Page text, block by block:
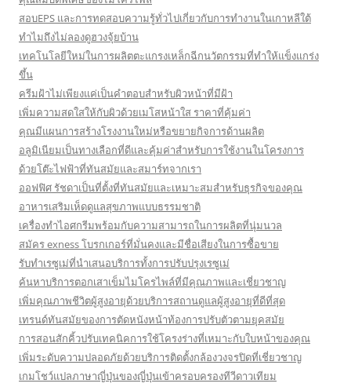
สอบEPS และการทดสอบความรู้ทั่วไปเกี่ยวกับการทำงานในเกาหลีใต้
ทำไมถึงไม่ลองดูฮวงจุ้ยบ้าน
เทคโนโลยีใหม่ในการผลิตตะแกรงเหล็กฉีกนวัตกรรมที่ทำให้แข็งแกร่ง
ขึ้น
ครีมฝ้าไม่เพียงแค่เป็นคำตอบสำหรับผิวหน้าที่มีฝ้า
เพิ่มความสดใสให้กับผิวด้วยเมโสหน้าใส ราคาที่คุ้มค่า
คุณมีแผนการสร้างโรงงานใหม่หรือขยายกิจการด้านผลิต
อลูมิเนียมเป็นทางเลือกที่ดีและคุ้มค่าสำหรับการใช้งานในโครงการ
ด้วยโต๊ะไฟฟ้าที่ทันสมัยและสมาร์ทจากเรา
ออฟฟิศ รัชดาเป็นที่ตั้งที่ทันสมัยและเหมาะสมสำหรับธุรกิจของคุณ
อาหารเสริมเห็ดดูแลสุขภาพแบบธรรมชาติ
เครื่องทำไอศกรีมพร้อมกับความสามารถในการผลิตที่นุ่มนวล
สมัคร exness โบรกเกอร์ที่มั่นคงและมีชื่อเสียงในการซื้อขาย
รับทำเรซูเม่ที่นำเสนอบริการทั้งการปรับปรุงเรซูเม่
ค้นหาบริการตอกเสาเข็มไมโครไพล์ที่มีคุณภาพและเชี่ยวชาญ
เพิ่มคุณภาพชีวิตผู้สูงอายุด้วยบริการสถานดูแลผู้สูงอายุที่ดีที่สุด
เทรนด์ทันสมัยของการตัดหนังหน้าท้องการปรับตัวตามยุคสมัย
การสอนสักคิ้วปรับเทคนิคการใช้โครงร่างที่เหมาะกับใบหน้าของคุณ
เพิ่มระดับความปลอดภัยด้วยบริการติดตั้งกล้องวงจรปิดที่เชี่ยวชาญ
เกมโชว์แปลภาษาญี่ปุ่นของญี่ปุ่นเข้าครอบครองทีวีดาวเทียม